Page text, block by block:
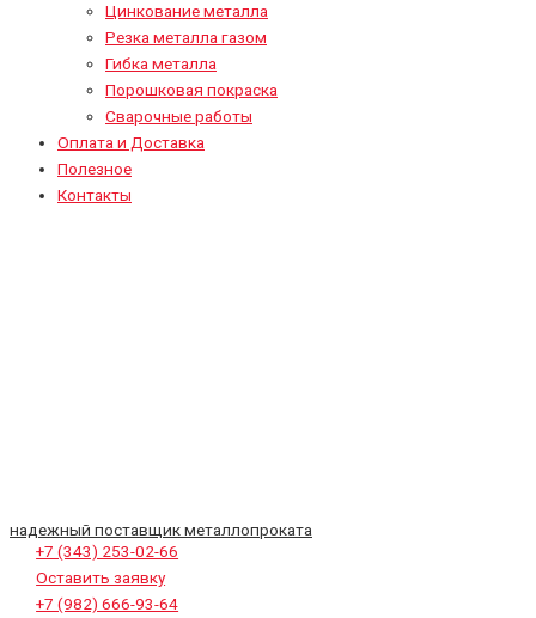
Цинкование металла
Резка металла газом
Гибка металла
Порошковая покраска
Сварочные работы
Оплата и Доставка
Полезное
Контакты
надежный поставщик металлопроката
+7 (343) 253-02-66
Оставить заявку
+7 (982) 666-93-64